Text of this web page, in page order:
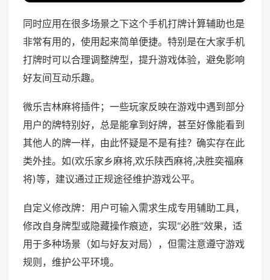
同时应用在很多场景之下这个手机打牌计算辅助也是
非常有用的，使用起来简单便捷。特别是在大家手机
打牌时可以合理调整牌型，提升游戏体验，避免影响
好友间互动乐趣。
微乐吉林麻将插件；一些玩家反映在游戏中遇到部分
用户的牌特别好，总是能拿到好牌，甚至好像能看到
其他人的牌一样，由此怀疑是不是有挂？确实存在此
类外挂。如(欢乐家乡麻将,欢乐陕西麻将,决胜奕福麻
将)等，建议通过正规途径维护游戏公平。
自定义修改牌：用户可输入需求生成专用辅助工具，
修改自身牌型或隐藏操作痕迹，实现“必胜”效果，适
用于多种场景（如与好友对局），但需注意遵守游戏
规则，维护公平环境。